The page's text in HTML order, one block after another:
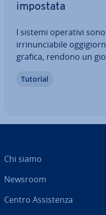
impostata
I sistemi operativi
ir­ri­nun­cia­bi­le
grafica, rendono un
nce­ces­sa­rio, la lingua
Tutorial
Chi siamo
Newsroom
Centro As­si­sten­za